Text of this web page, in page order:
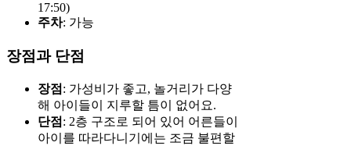
17:50)
주차: 가능
장점과 단점
장점 : 가성비가 좋고, 놀거리가 다양
해 아이들이 지루할 틈이 없어요.
단점 : 2층 구조로 되어 있어 어른들이
아이를 따라다니기에는 조금 불편할